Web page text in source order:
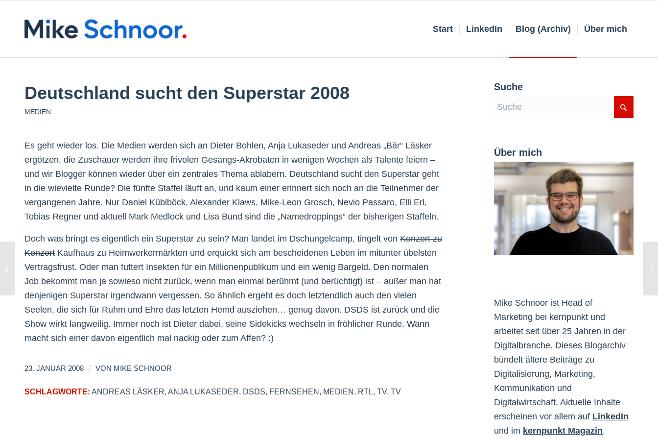
Start LinkedIn Blog (Archiv) Über mich
Deutschland sucht den Superstar 2008
MEDIEN
Es geht wieder los. Die Medien werden sich an Dieter Bohlen, Anja Lukaseder und Andreas „Bär“ Läsker
ergötzen, die Zuschauer werden ihre frivolen Gesangs-Akrobaten in wenigen Wochen als Talente feiern –
und wir Blogger können wieder über ein zentrales Thema ablabern. Deutschland sucht den Superstar geht
in die wievielte Runde? Die fünfte Staffel läuft an, und kaum einer erinnert sich noch an die Teilnehmer der
vergangenen Jahre. Nur Daniel Küblböck, Alexander Klaws, Mike-Leon Grosch, Nevio Passaro, Elli Erl,
Tobias Regner und aktuell Mark Medlock und Lisa Bund sind die „Namedroppings“ der bisherigen Staffeln.
Doch was bringt es eigentlich ein Superstar zu sein? Man landet im Dschungelcamp, tingelt von Konzert zu
Konzert Kaufhaus zu Heimwerkermärkten und erquickt sich am bescheidenen Leben im mitunter übelsten
Vertragsfrust. Oder man futtert Insekten für ein Millionenpublikum und ein wenig Bargeld. Den normalen
Job bekommt man ja sowieso nicht zurück, wenn man einmal berühmt (und berüchtigt) ist – außer man hat
denjenigen Superstar irgendwann vergessen. So ähnlich ergeht es doch letztendlich auch den vielen
Seelen, die sich für Ruhm und Ehre das letzten Hemd ausziehen… genug davon. DSDS ist zurück und die
Show wirkt langweilig. Immer noch ist Dieter dabei, seine Sidekicks wechseln in fröhlicher Runde. Wann
macht sich einer davon eigentlich mal nackig oder zum Affen? :)
23. JANUAR 2008 / VON MIKE SCHNOOR
SCHLAGWORTE: ANDREAS LÄSKER, ANJA LUKASEDER, DSDS, FERNSEHEN, MEDIEN, RTL, TV, TV
Suche
Über mich
Mike Schnoor ist Head of
Marketing bei kernpunkt und
arbeitet seit über 25 Jahren in der
Digitalbranche. Dieses Blogarchiv
bündelt ältere Beiträge zu
Digitalisierung, Marketing,
Kommunikation und
Digitalwirtschaft. Aktuelle Inhalte
erscheinen vor allem auf LinkedIn
und im kernpunkt Magazin.
Im Quotenkeller gibt es nur das Aus